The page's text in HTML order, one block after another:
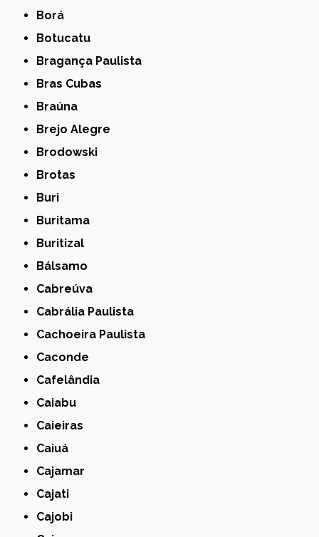
Borá
Botucatu
Bragança Paulista
Bras Cubas
Braúna
Brejo Alegre
Brodowski
Brotas
Buri
Buritama
Buritizal
Bálsamo
Cabreúva
Cabrália Paulista
Cachoeira Paulista
Caconde
Cafelândia
Caiabu
Caieiras
Caiuá
Cajamar
Cajati
Cajobi